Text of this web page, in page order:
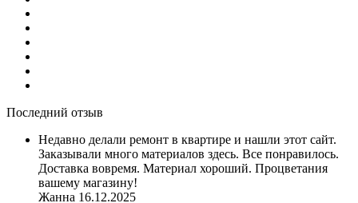
Последний отзыв
Недавно делали ремонт в квартире и нашли этот сайт.
Заказывали много материалов здесь. Все понравилось.
Доставка вовремя. Материал хороший. Процветания
вашему магазину!
Жанна 16.12.2025